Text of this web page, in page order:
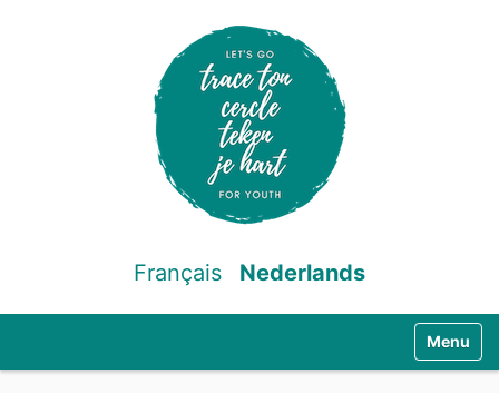
Français Nederlands
Klap